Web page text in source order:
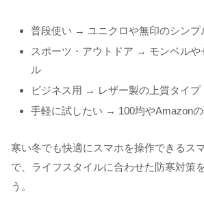
普段使い → ユニクロや無印のシンプ
スポーツ・アウトドア → モンベルや
ル
ビジネス用 → レザー製の上質タイプ
手軽に試したい → 100均やAmazon
寒い冬でも快適にスマホを操作できるス
で、ライフスタイルに合わせた防寒対策
う。